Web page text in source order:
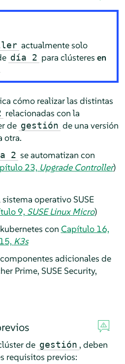
actualmente solo
día 2 para clústeresen
cómo realizar las distintas
relacionadas con la
de gestión de una versión
otra.
2 se automatizan con
23, Upgrade Controller)
operativo SUSE
9, SUSE Linux Micro)
con Capítulo 16,
K3s
adicionales de
Prime, SUSE Security,
de gestión , deben
requisitos previos: